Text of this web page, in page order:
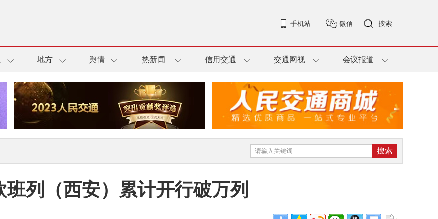
手机站 微信 搜索
地方 舆情 热新闻 信用交通 交通网视 会议报道
班列（西安）累计开行破万列